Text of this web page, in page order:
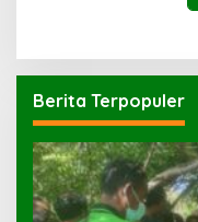
Berita Terpopuler